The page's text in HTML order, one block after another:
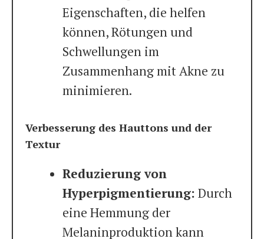
Eigenschaften, die helfen
können, Rötungen und
Schwellungen im
Zusammenhang mit Akne zu
minimieren.
Verbesserung des Hauttons und der
Textur
Reduzierung von
Hyperpigmentierung: Durch
eine Hemmung der
Melaninproduktion kann